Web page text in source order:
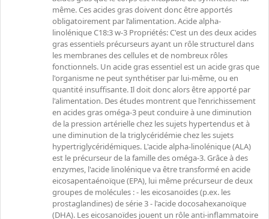
même. Ces acides gras doivent donc être apportés
obligatoirement par l’alimentation. Acide alpha-
linolénique C18:3 w-3 Propriétés: C'est un des deux acides
gras essentiels précurseurs ayant un rôle structurel dans
les membranes des cellules et de nombreux rôles
fonctionnels. Un acide gras essentiel est un acide gras que
l'organisme ne peut synthétiser par lui-même, ou en
quantité insuffisante. Il doit donc alors être apporté par
l'alimentation. Des études montrent que l'enrichissement
en acides gras oméga-3 peut conduire à une diminution
de la pression artérielle chez les sujets hypertendus et à
une diminution de la triglycéridémie chez les sujets
hypertriglycéridémiques. L'acide alpha-linolénique (ALA)
est le précurseur de la famille des oméga-3. Grâce à des
enzymes, l'acide linolénique va être transformé en acide
eicosapentaénoïque (EPA), lui même précurseur de deux
groupes de molécules : - les eicosanoïdes (p.ex. les
prostaglandines) de série 3 - l'acide docosahexanoïque
(DHA). Les eicosanoïdes jouent un rôle anti-inflammatoire